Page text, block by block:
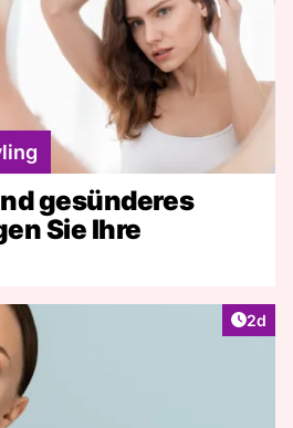
gesünderes
Sie Ihre
2d